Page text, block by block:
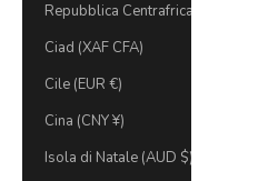
Repubblica Centrafricana (XAF CFA)
Ciad (XAF CFA)
Cile (EUR €)
Cina (CNY ¥)
Isola di Natale (AUD $)